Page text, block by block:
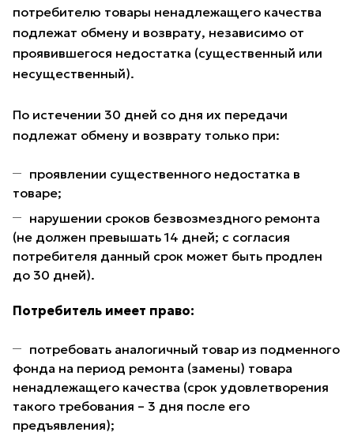
потребителю товары ненадлежащего качества
подлежат обмену и возврату, независимо от
проявившегося недостатка (существенный или
несущественный).
По истечении 30 дней со дня их передачи
подлежат обмену и возврату только при:
проявлении существенного недостатка в
товаре;
нарушении сроков безвозмездного ремонта
(не должен превышать 14 дней; с согласия
потребителя данный срок может быть продлен
до 30 дней).
Потребитель имеет право:
потребовать аналогичный товар из подменного
фонда на период ремонта (замены) товара
ненадлежащего качества (срок удовлетворения
такого требования – 3 дня после его
предъявления);